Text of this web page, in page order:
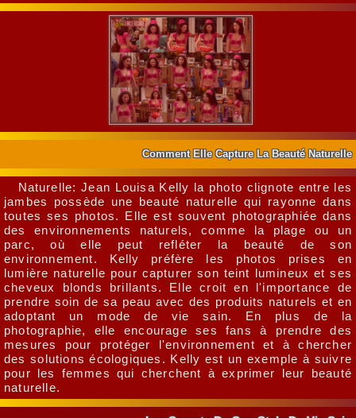
Comment Elle Capture La Beauté Naturelle
Naturelle: Jean Louisa Kelly la photo clignote entre les
jambes possède une beauté naturelle qui rayonne dans
toutes ses photos. Elle est souvent photographiée dans
des environnements naturels, comme la plage ou un
parc, où elle peut refléter la beauté de son
environnement. Kelly préfère les photos prises en
lumière naturelle pour capturer son teint lumineux et ses
cheveux blonds brillants. Elle croit en l'importance de
prendre soin de sa peau avec des produits naturels et en
adoptant un mode de vie sain. En plus de la
photographie, elle encourage ses fans à prendre des
mesures pour protéger l'environnement et à chercher
des solutions écologiques. Kelly est un exemple à suivre
pour les femmes qui cherchent à exprimer leur beauté
naturelle.